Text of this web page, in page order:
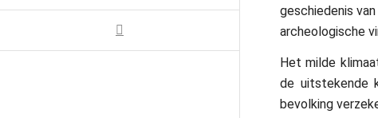
geschiedenis
archeologische
Het milde
de uitstekende
bevolking